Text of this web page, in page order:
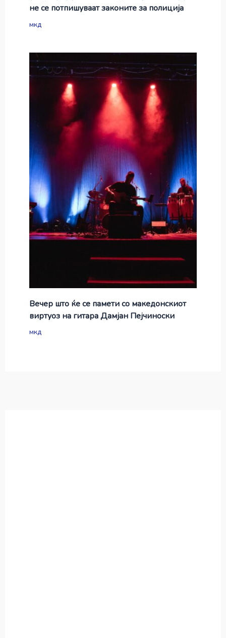
не се потпишуваат законите за полиција
мкд
Вечер што ќе се памети со македонскиот
виртуоз на гитара Дамјан Пејчиноски
мкд